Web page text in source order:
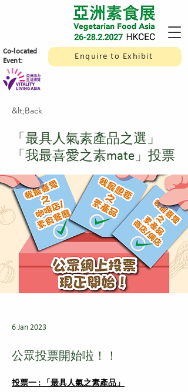
Enquire to Exhibit
​Co-located
Event:
&lt;Back
「最具人氣素產品之選」
「我最喜愛之素mate」投票
6 Jan 2023
公眾投票開始啦！！
投票一 : 「最具人氣之素產品」